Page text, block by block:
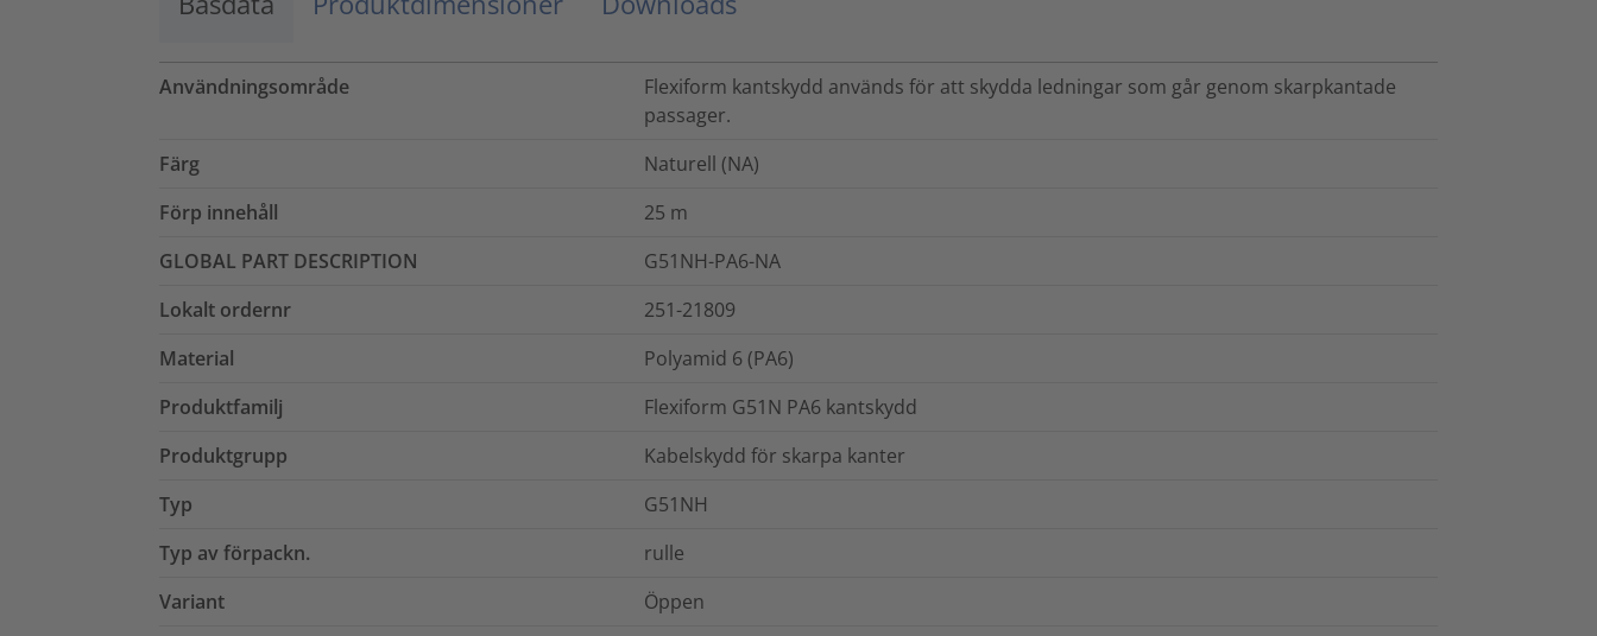
Användningsområde
Flexiform kantskydd används för att skydda ledningar som går genom skarpkantade
passager.
Färg
Naturell (NA)
Förp innehåll
25 m
GLOBAL PART DESCRIPTION
G51NH-PA6-NA
Lokalt ordernr
251-21809
Material
Polyamid 6 (PA6)
Produktfamilj
Flexiform G51N PA6 kantskydd
Produktgrupp
Kabelskydd för skarpa kanter
Typ
G51NH
Typ av förpackn.
rulle
Variant
Öppen